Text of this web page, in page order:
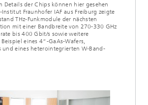
Details der Chips können hier gesehen
Institut Fraunhofer IAF aus Freiburg zeigte
THz-Funkmodule der nächsten
mit einer Bandbreite von 270-330 GHz
bis 400 Gbit/s sowie weitere
eines 4“-GaAs-Wafers,
und eines heterointegrierten W-Band-